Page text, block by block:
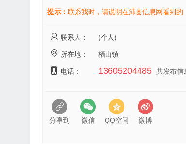
提示： 联系我时，请说明在沛县信息网看到的
联系人： (个人)
所在地： 栖山镇
电话： 13605204485 共发布信
分享到 微信 QQ空间 微博